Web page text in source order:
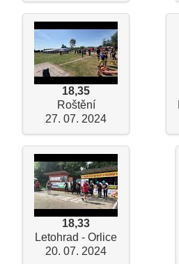
18,35
Roštění
27. 07. 2024
18,33
Letohrad - Orlice
20. 07. 2024